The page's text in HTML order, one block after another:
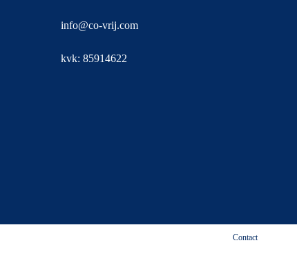
info@co-vrij.com
kvk: 85914622
Contact